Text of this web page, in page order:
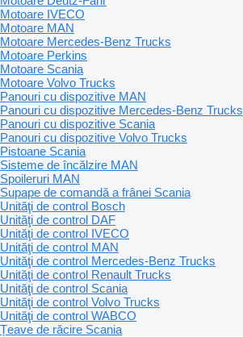
Motoare IVECO
Motoare MAN
Motoare Mercedes-Benz Trucks
Motoare Perkins
Motoare Scania
Motoare Volvo Trucks
Panouri cu dispozitive MAN
Panouri cu dispozitive Mercedes-Benz Trucks
Panouri cu dispozitive Scania
Panouri cu dispozitive Volvo Trucks
Pistoane Scania
Sisteme de încălzire MAN
Spoileruri MAN
Supape de comandă a frânei Scania
Unităţi de control Bosch
Unităţi de control DAF
Unităţi de control IVECO
Unităţi de control MAN
Unităţi de control Mercedes-Benz Trucks
Unităţi de control Renault Trucks
Unităţi de control Scania
Unităţi de control Volvo Trucks
Unităţi de control WABCO
Țeave de răcire Scania